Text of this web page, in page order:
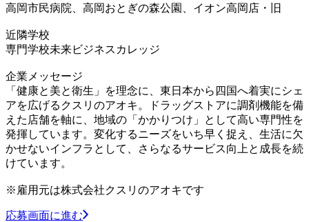
高岡市民病院、高岡おとぎの森公園、イオン高岡店・旧
近隣学校
専門学校未来ビジネスカレッジ
企業メッセージ
「健康と美と衛生」を理念に、東日本から四国へ着実にシェ
アを広げるクスリのアオキ。ドラッグストアに調剤機能を備
えた店舗を軸に、地域の「かかりつけ」として高い専門性を
発揮しています。変化するニーズをいち早く捉え、生活に欠
かせないインフラとして、さらなるサービス向上と成長を続
けています。
※雇用元は株式会社クスリのアオキです
応募画面に進む